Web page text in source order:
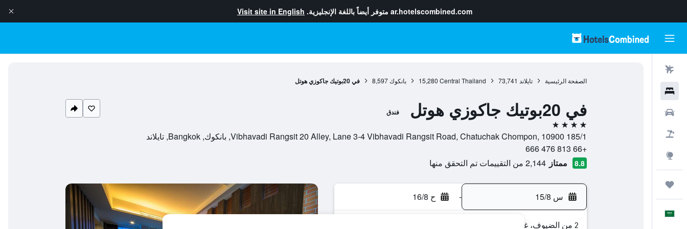
ar.hotelscombined.com متوفر أيضاً باللغة الإنجليزية. Visit site in English
الصفحة الرئيسية تايلاند 73,741
Central Thailand
15,280 بانكوك 8,597 في 20بوتيك جاكوزي هوتل
في 20بوتيك جاكوزي هوتل فندق
4 نجوم
185/1 Vibhavadi Rangsit 20 Alley, Lane 3-4 Vibhavadi Rangsit Road, Chatuchak Chompon, 10900, بانكوك, Bangkok, تايلاند
+66 813 476 666
8.8 ممتاز 2,144 من التقييمات تم التحقق منها
س 15/8 - ح 16/8
2 من الضيوف، غرفة واحدة